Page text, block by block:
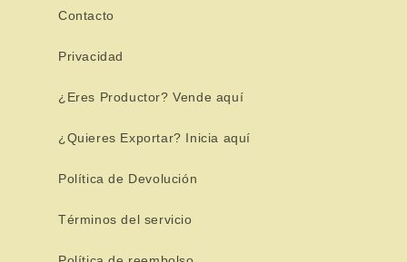
Contacto
Privacidad
¿Eres Productor? Vende aquí
¿Quieres Exportar? Inicia aquí
Política de Devolución
Términos del servicio